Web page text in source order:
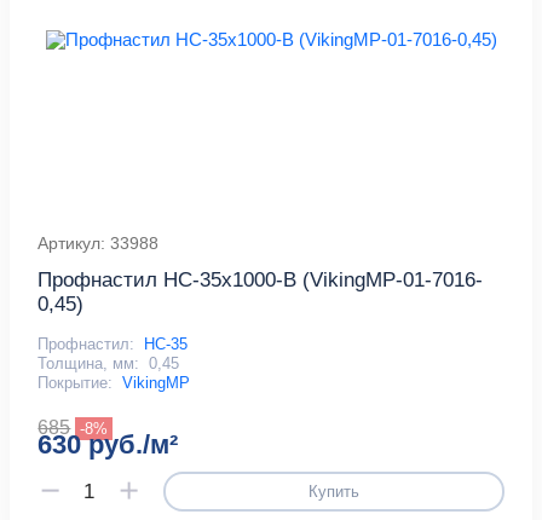
Артикул: 33988
Профнастил НС-35x1000-B (VikingMP-01-7016-
0,45)
Профнастил:
НС-35
Толщина, мм: 0,45
Покрытие: VikingMP
685 -8%
630 руб./м²
Купить